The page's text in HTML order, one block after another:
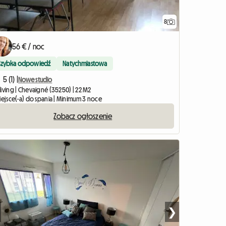
8
56 € / noc
odpowiedź Natychmiastowa
5 (1) |
Nowe studio
| Chevaigné (35250) | 22 M2
a) do spania | Minimum 3 noce
Zobacz ogłoszenie
❯